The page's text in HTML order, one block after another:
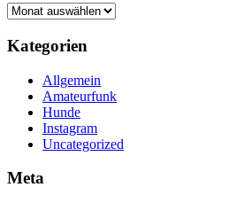
Archiv
Kategorien
Allgemein
Amateurfunk
Hunde
Instagram
Uncategorized
Meta